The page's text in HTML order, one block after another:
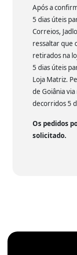
Após a
5 dias úteis
Correios,
ressaltar que
retirados na
5 dias úteis
Loja Matriz.
de Goiânia
decorridos 5
Os pedidos
solicitado.